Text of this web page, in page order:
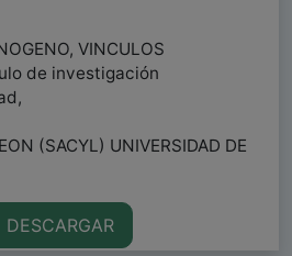
VINCULOS
de investigación
(SACYL) UNIVERSIDAD DE